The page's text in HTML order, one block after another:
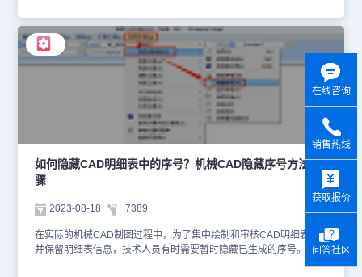
助。 CAD角平分线绘制步骤： 1、在浩辰CAD机械软件中打开需要
编辑的图纸文件后，点击菜单栏中的【浩辰机械】，在调出的下拉菜
单中选择【绘图工具】—【平（角）分线】。如下图所示： 2、执行
命令后，根据命令提示在绘图区域选择角的起始线，再选择角的终止
线。3、确定了要平分的角后，根据命令提示设置需要分成的份数
值，例如输入：2，按回车键确认，最后确定内侧起始点和终止点即
可完成CAD角平分线的绘制。如下图所示： 在浩辰CAD机械软件中
通过以上几个简单的步骤操作，便可以轻松绘制CAD角平分线，让机
械制图更加准确和专业。对此感兴趣的设计师小伙伴们可以关注浩辰
CAD官网教程专区，小编会在后续机械CAD制图教程文章中给大家
分享更多精彩内容哦！
如何隐藏CAD明细表中的序号？机械CAD隐藏序号方法步
骤
2023-08-18 7389
在实际的机械CAD制图过程中，为了集中绘制和审核CAD明细表，
并保留明细表信息，技术人员有时需要暂时隐藏已生成的序号。本节
机械CAD制图教程小编就来给大家分享一下浩辰CAD机械软件中隐
在线咨询
销售热线
获取报价
问答社区